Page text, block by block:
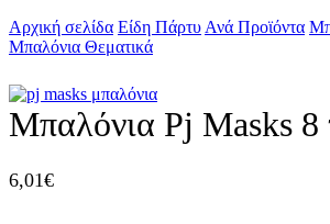
Αρχική σελίδα Είδη Πάρτυ Ανά Προϊόντα
Μπαλόνια Θεματικά
Μπαλόνια Pj Masks 8
6,01€